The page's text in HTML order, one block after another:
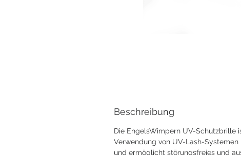
Beschreibung
Die EngelsWimpern UV-Schutzbrille
Verwendung von UV-Lash-
und ermöglicht störungsfreies und